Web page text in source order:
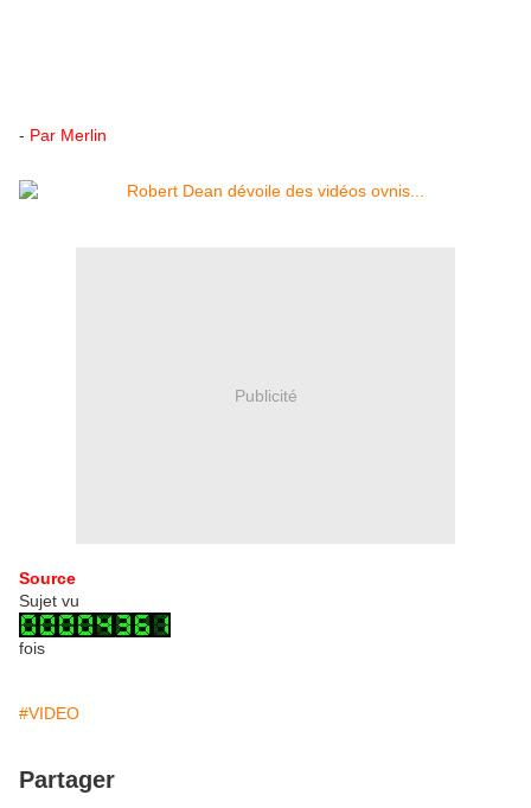
- Par Merlin
Publicité
Source
Sujet vu
fois
#VIDEO
Partager